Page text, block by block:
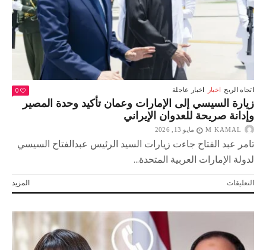
مغلقة
اتجاه الريح اخبار اخبار عاجلة 0
زيارة السيسي إلى الإمارات وعمان تأكيد وحدة المصير
وإدانة صريحة للعدوان الإيراني
M KAMAL مايو 13, 2026
تامر عبد الفتاح جاءت زيارات السيد الرئيس عبدالفتاح السيسي
لدولة الإمارات العربية المتحدة...
المزيد التعليقاتعلى
زيارة
وعمان